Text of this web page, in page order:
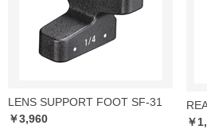
LENS SUPPORT FOOT SF-31
￥3,960
￥